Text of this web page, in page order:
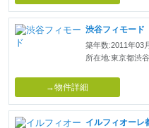
渋谷フィモード
築年数:2011年03
所在地:東京都渋
→物件詳細
イルフィオーレ